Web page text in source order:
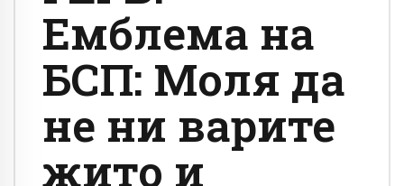
Емблема на
БСП: Моля да
не ни варите
жито и